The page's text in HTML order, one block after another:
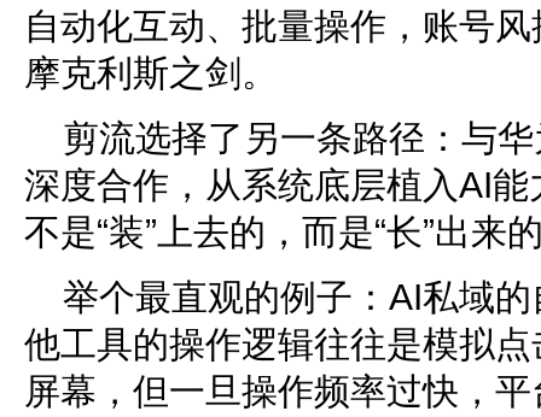
自动化互动、批量操作，账号
摩克利斯之剑。
剪流选择了另一条路径：与
深度合作，从系统底层植入AI
不是“装”上去的，而是“长”出来
举个最直观的例子：AI私域
他工具的操作逻辑往往是模拟
屏幕，但一旦操作频率过快，